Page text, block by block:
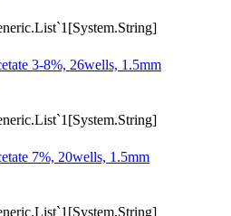
3-8%, 26wells, 1.5mm
7%, 20wells, 1.5mm